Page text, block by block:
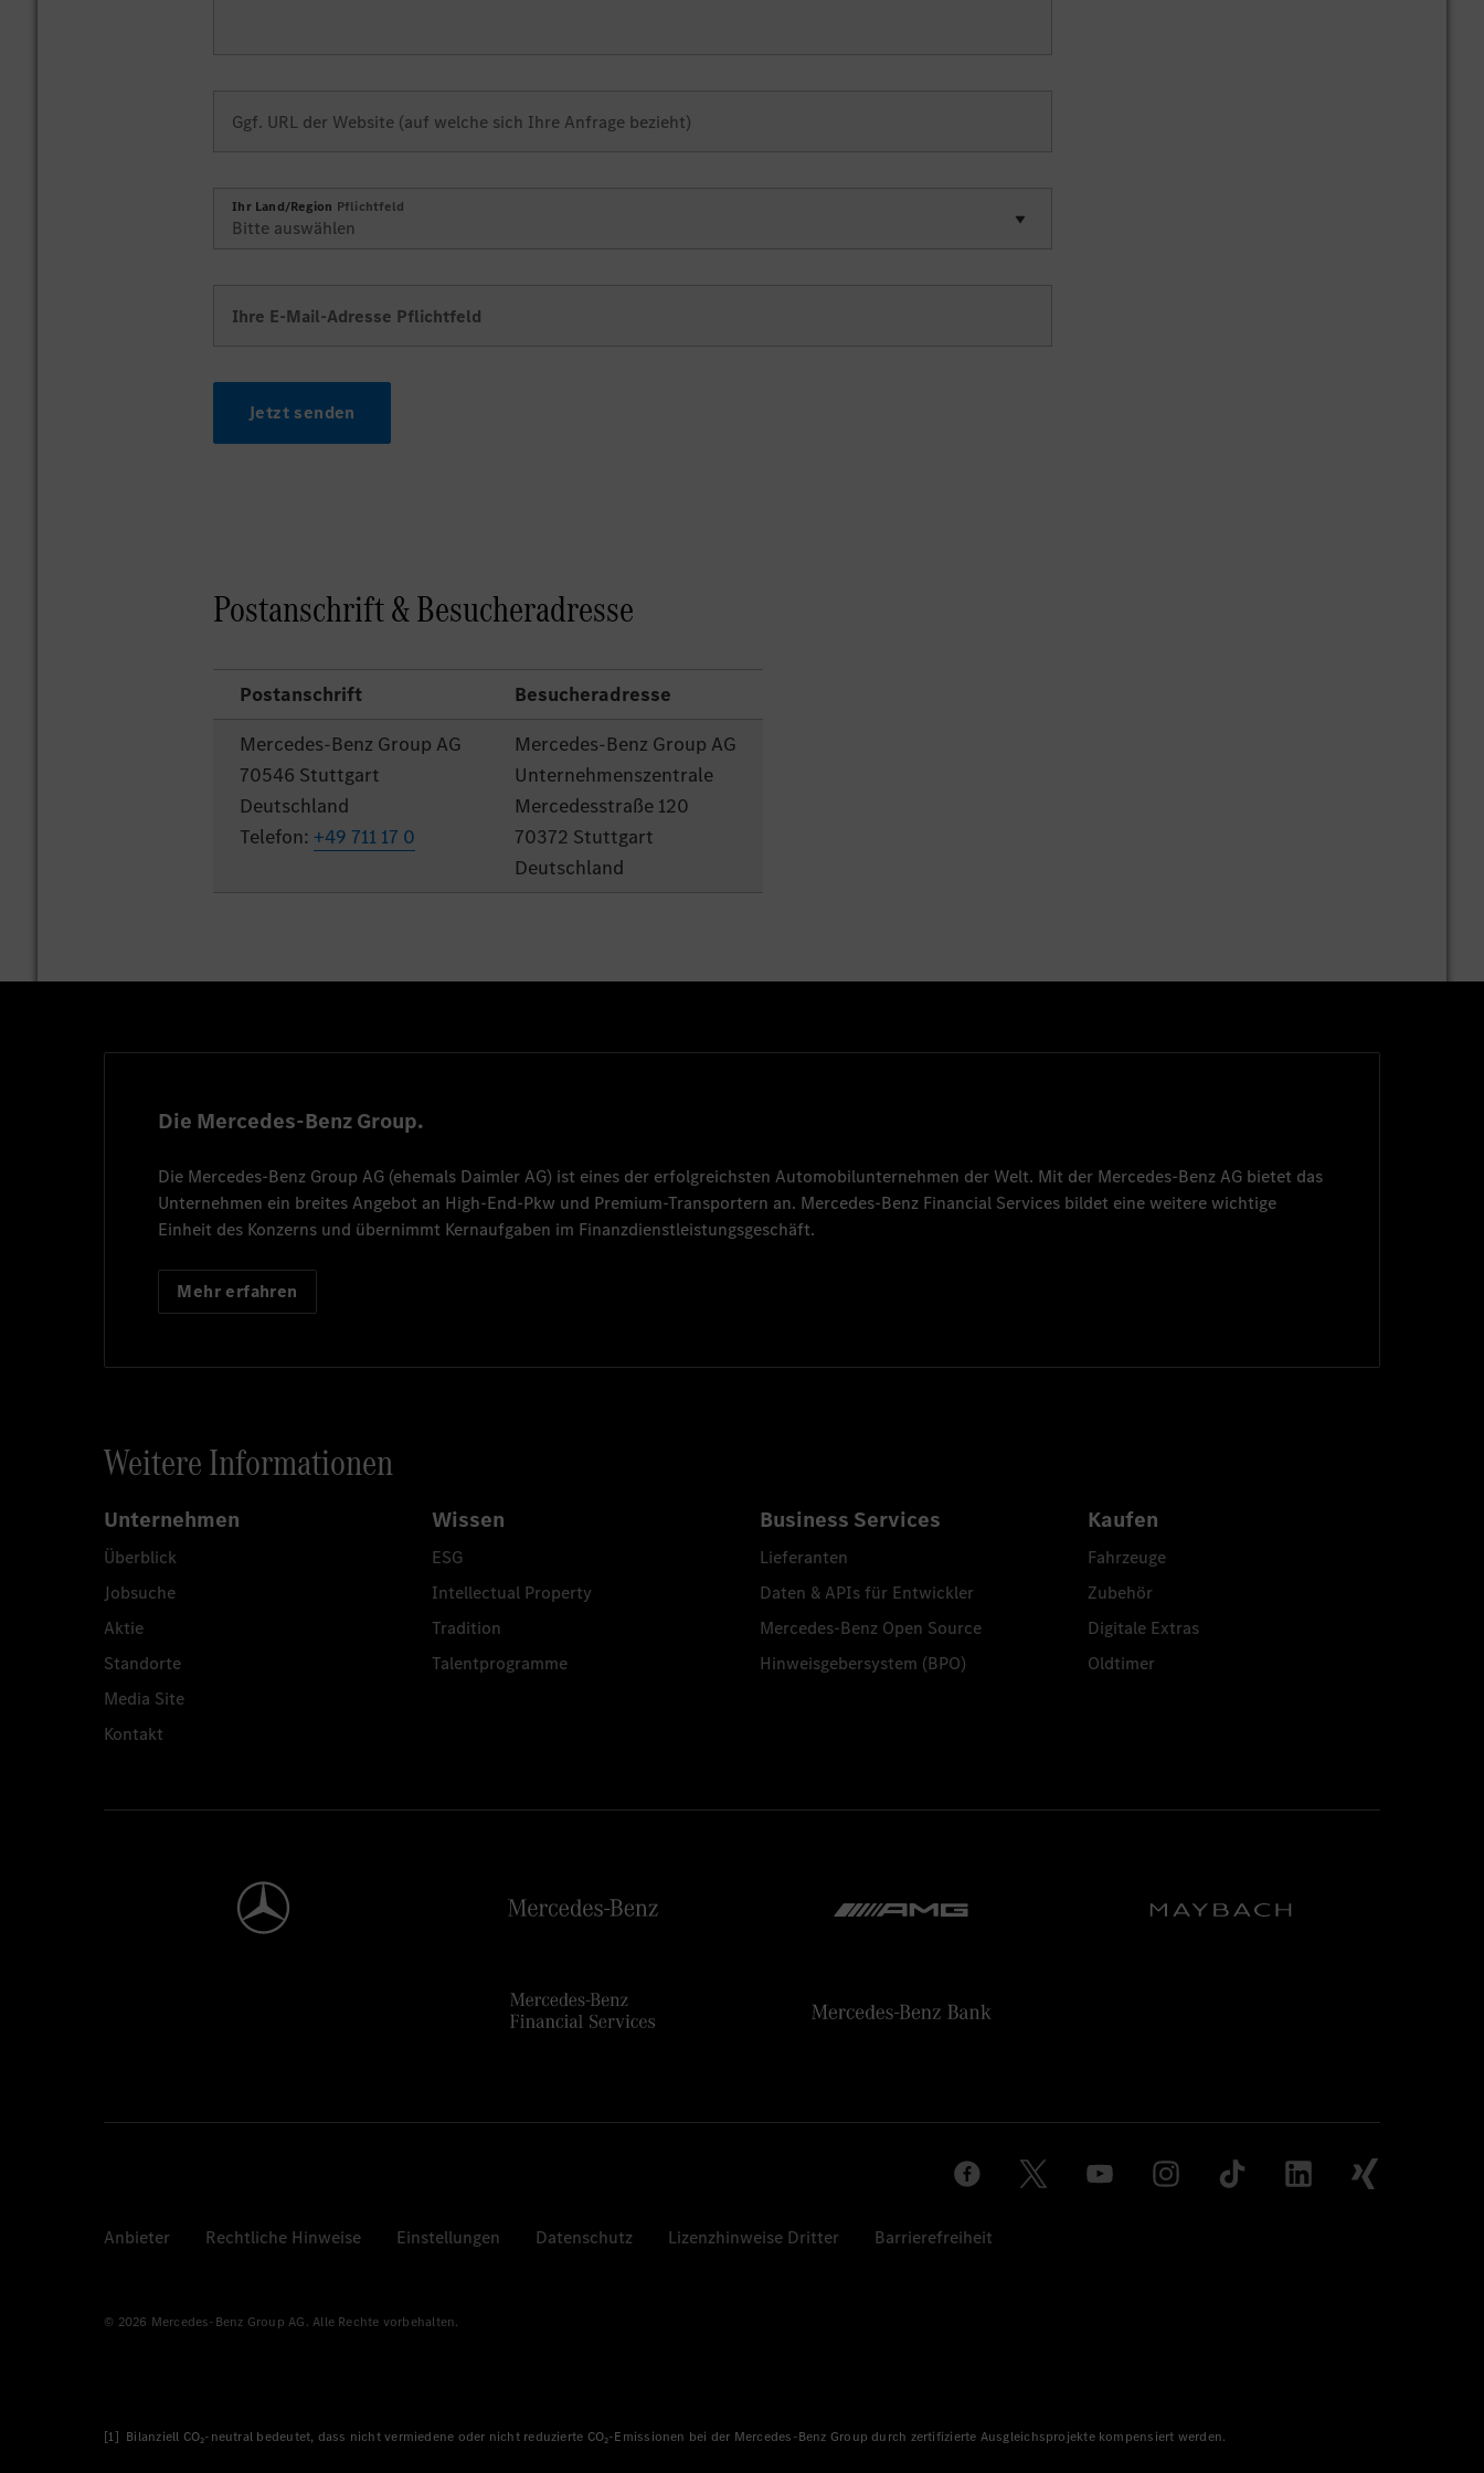
Ggf. URL der Website (auf welche sich Ihre Anfrage bezieht)
Ihr Land/Region Pflichtfeld
Ihre E-Mail-Adresse Pflichtfeld
Jetzt senden
Postanschrift & Besucheradresse
Postanschrift
Besucheradresse
Mercedes-Benz Group AG
70546 Stuttgart
Deutschland
Telefon: +49 711 17 0
Mercedes-Benz Group AG
Unternehmenszentrale
Mercedesstraße 120
70372 Stuttgart
Deutschland
Die Mercedes-Benz Group.
Die Mercedes-Benz Group AG (ehemals Daimler AG) ist eines der erfolgreichsten Automobilunternehmen der Welt. Mit der Mercedes-Benz AG bietet das
Unternehmen ein breites Angebot an High-End-Pkw und Premium-Transportern an. Mercedes-Benz Financial Services bildet eine weitere wichtige
Einheit des Konzerns und übernimmt Kernaufgaben im Finanzdienstleistungsgeschäft.
Mehr erfahren
Weitere Informationen
Unternehmen
Überblick
Jobsuche
Aktie
Standorte
Media Site
Kontakt
Wissen
ESG
Intellectual Property
Tradition
Talentprogramme
Business Services
Lieferanten
Daten & APIs für Entwickler
Mercedes-Benz Open Source
Hinweisgebersystem (BPO)
Kaufen
Fahrzeuge
Zubehör
Digitale Extras
Oldtimer
Anbieter Rechtliche Hinweise Einstellungen Datenschutz Lizenzhinweise Dritter Barrierefreiheit
© 2026 Mercedes-Benz Group AG. Alle Rechte vorbehalten.
[1] Bilanziell CO₂-neutral bedeutet, dass nicht vermiedene oder nicht reduzierte CO₂-Emissionen bei der Mercedes-Benz Group durch zertifizierte Ausgleichsprojekte kompensiert werden.